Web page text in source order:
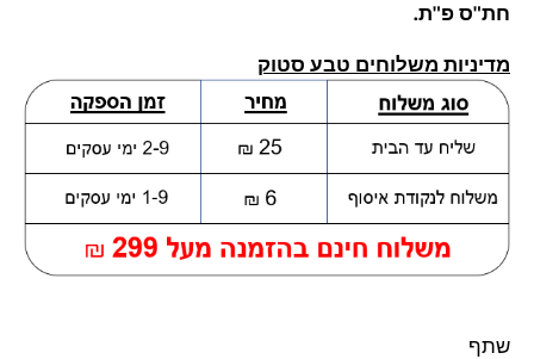
חת"ס פ"ת.
מדיניות משלוחים טבע סטוק
שתף